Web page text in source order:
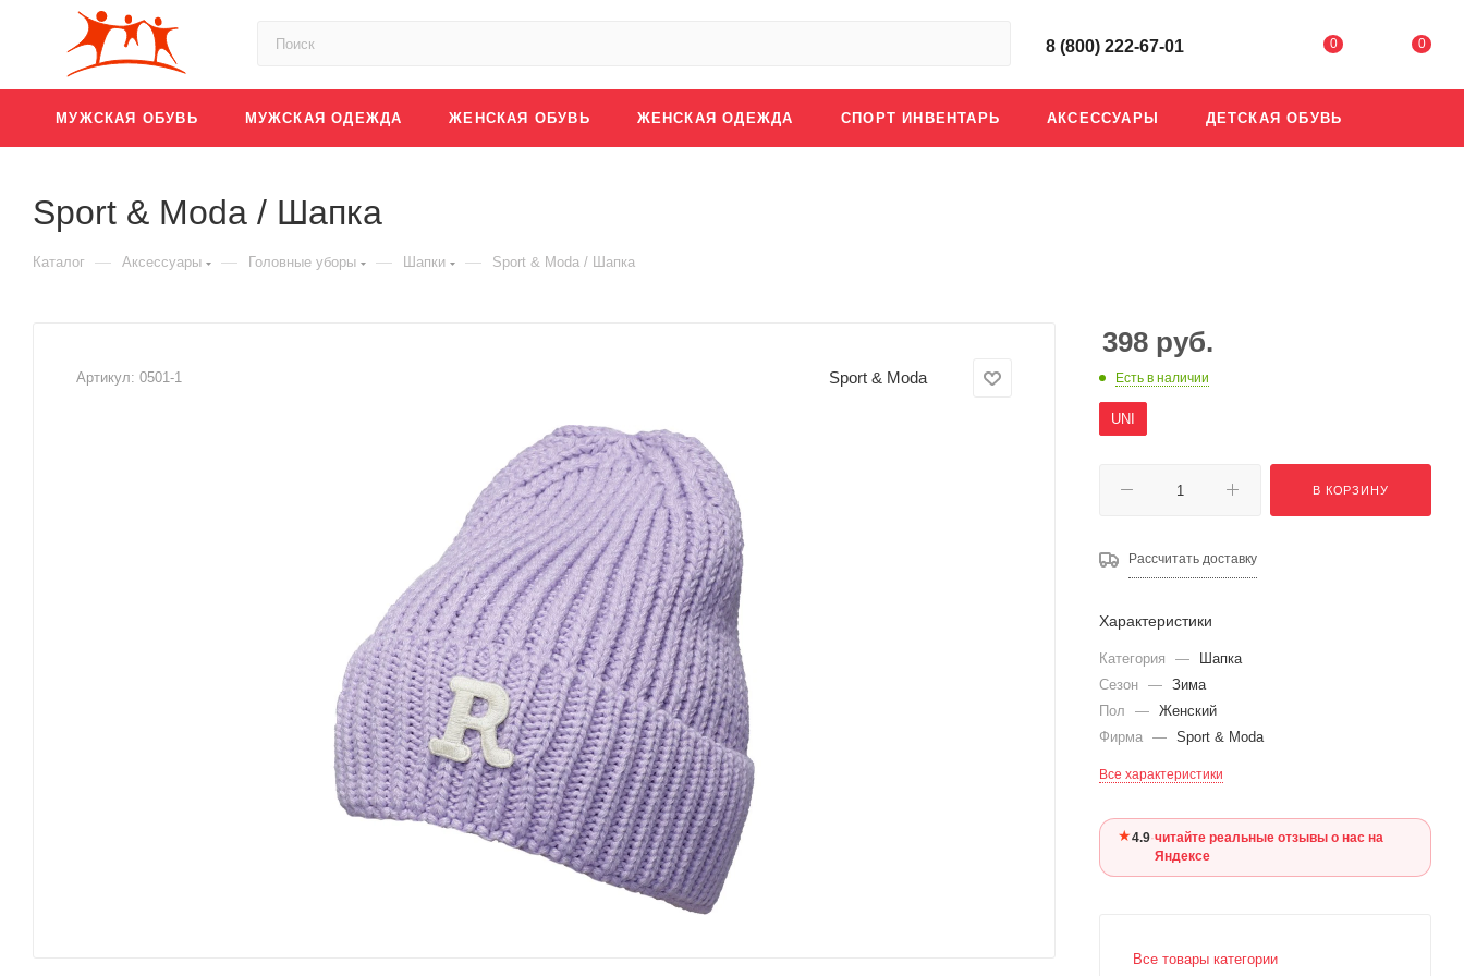
8 (800) 222-67-01 0 0
МУЖСКАЯ ОБУВЬ МУЖСКАЯ ОДЕЖДА ЖЕНСКАЯ ОБУВЬ ЖЕНСКАЯ ОДЕЖДА СПОРТ ИНВЕНТАРЬ АКСЕССУАРЫ ДЕТСКАЯ ОБУВЬ
Sport & Moda / Шапка
Каталог — Аксессуары — Головные уборы — Шапки — Sport & Moda / Шапка
Артикул: 0501-1 Sport & Moda
398 руб.
Есть в наличии
UNI
В КОРЗИНУ
Рассчитать доставку
Характеристики
Категория —
Шапка
Сезон — Зима
Пол
— Женский
Фирма — Sport & Moda
Все характеристики
★4.9·читайте реальные отзывы о нас на
Яндексе
Все товары категории